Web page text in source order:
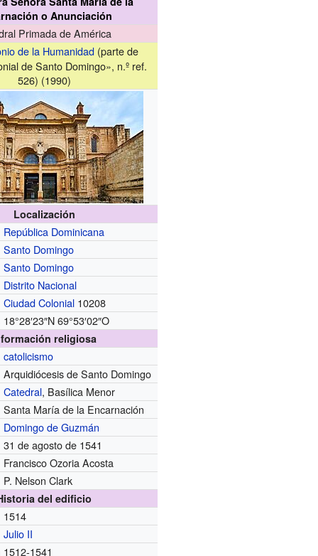
o Anunciación
Primada de América
de la Humanidad (parte de
de Santo Domingo», n.º ref.
526) (1990)
Localización
República Dominicana
Santo Domingo
Santo Domingo
Distrito Nacional
Ciudad Colonial 10208
18°28′23″N 69°53′02″O
religiosa
catolicismo
Arquidiócesis de Santo Domingo
Catedral, Basílica Menor
Santa María de la Encarnación
Domingo de Guzmán
31 de agosto de 1541
Francisco Ozoria Acosta
P. Nelson Clark
del edificio
1514
Julio II
1512-1541